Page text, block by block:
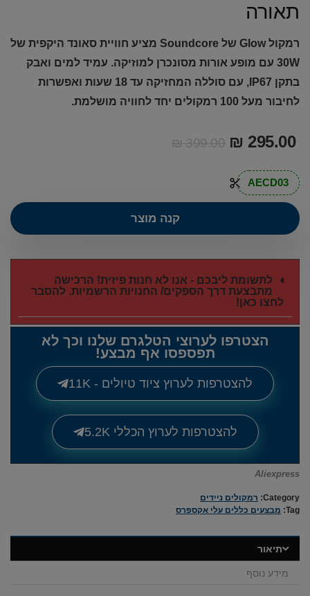
תאורה
רמקול Glow של Soundcore מציע חוויית סאונד היקפית של
30W עם מופע אורות מסונכרן למוזיקה. עמיד למים ואבק
בתקן IP67, עם סוללה המחזיקה עד 18 שעות ואפשרות
לחיבור מעל 100 רמקולים יחד לחוויה מושלמת.
₪399.00 ₪ 295.00
AECD03
קנה מוצר
לתשומת ליבכם - אנו לא חנות פיזית! הרכישה
מתבצעת דרך הספקים/ החנויות הרשמיות. להסבר
לחצו כאן!
הצטרפו לערוצי הטלגרם שלנו וכך לא
תפספסו אף מבצע!
להצטרפות לערוץ ציוד טיולים - 11K
להצטרפות לערוץ הכללי 5.2K
Aliexpress
Category: רמקולים ניידים
Tag: מבצעים כללים עלי אקספרס
תיאור
מידע נוסף